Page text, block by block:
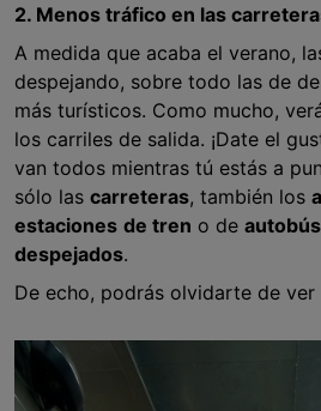
2. Menos tráfico en las
A medida que acaba el verano,
despejando, sobre todo las de
más turísticos. Como mucho,
los carriles de salida. ¡Date el
van todos mientras tú estás a
sólo las carreteras, también los
estaciones de tren o de autobús
despejados.
De echo, podrás olvidarte de ver